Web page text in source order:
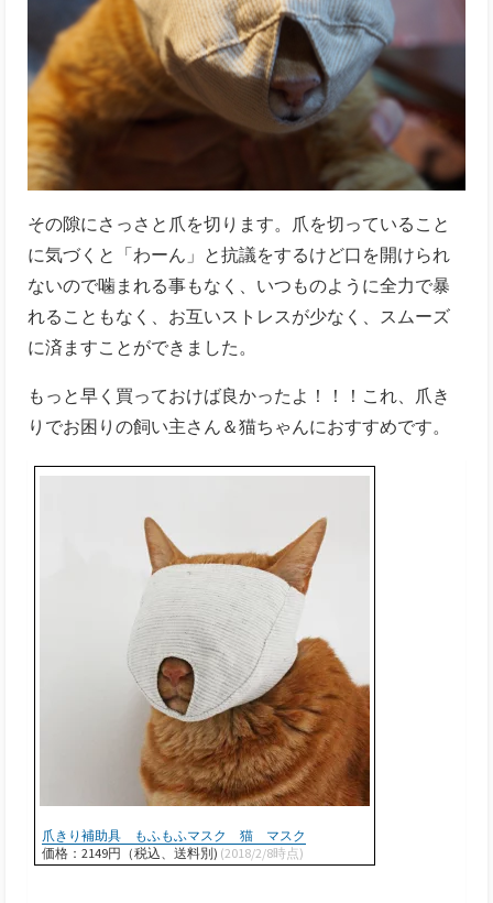
その隙にさっさと爪を切ります。爪を切っていること
に気づくと「わーん」と抗議をするけど口を開けられ
ないので噛まれる事もなく、いつものように全力で暴
れることもなく、お互いストレスが少なく、スムーズ
に済ますことができました。
もっと早く買っておけば良かったよ！！！これ、爪き
りでお困りの飼い主さん＆猫ちゃんにおすすめです。
爪きり補助具 もふもふマスク 猫 マスク
価格：2149円（税込、送料別) (2018/2/8時点)